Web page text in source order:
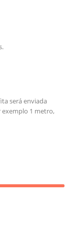
será enviada
exemplo 1 metro,